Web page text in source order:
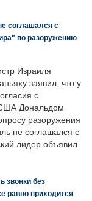
соглашался с
по разоружению
Израиля
заявил, что у
с
Дональдом
разоружения
не соглашался с
лидер объявил
звонки без
равно приходится